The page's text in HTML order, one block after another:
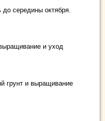
до середины октября.
и уход
грунт и выращивание